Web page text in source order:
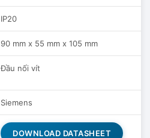
IP20
90 mm x 55 mm x 105 mm
Đầu nối vít
Siemens
DOWNLOAD DATASHEET